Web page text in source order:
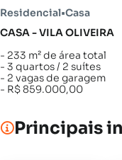
Residencial•Casa
CASA - VILA OLIVEIRA
- 233 m² de área total
- 3 quartos / 2 suítes
- 2 vagas de garagem
- R$ 859.000,00
Principais